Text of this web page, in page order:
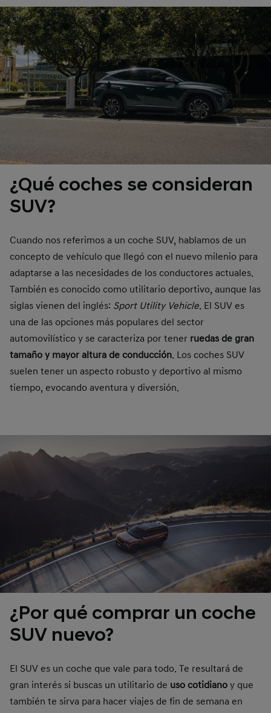
¿Qué coches se consideran
SUV?
Cuando nos referimos a un coche SUV, hablamos de un
concepto de vehículo que llegó con el nuevo milenio para
adaptarse a las necesidades de los conductores actuales.
También es conocido como utilitario deportivo, aunque las
siglas vienen del inglés: Sport Utility Vehicle. El SUV es
una de las opciones más populares del sector
automovilístico y se caracteriza por tener ruedas de gran
tamaño y mayor altura de conducción. Los coches SUV
suelen tener un aspecto robusto y deportivo al mismo
tiempo, evocando aventura y diversión.
¿Por qué comprar un coche
SUV nuevo?
El SUV es un coche que vale para todo. Te resultará de
gran interés si buscas un utilitario de uso cotidiano y que
también te sirva para hacer viajes de fin de semana en